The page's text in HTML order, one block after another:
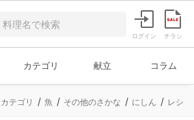
ログイン チラシ
カテゴリ 献立 コラム
カテゴリ 魚 その他のさかな にしん レシ